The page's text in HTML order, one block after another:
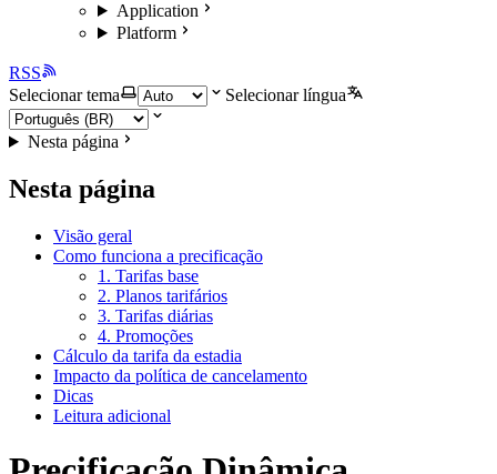
Application
Platform
RSS
Selecionar tema
Selecionar língua
Nesta página
Nesta página
Visão geral
Como funciona a precificação
1. Tarifas base
2. Planos tarifários
3. Tarifas diárias
4. Promoções
Cálculo da tarifa da estadia
Impacto da política de cancelamento
Dicas
Leitura adicional